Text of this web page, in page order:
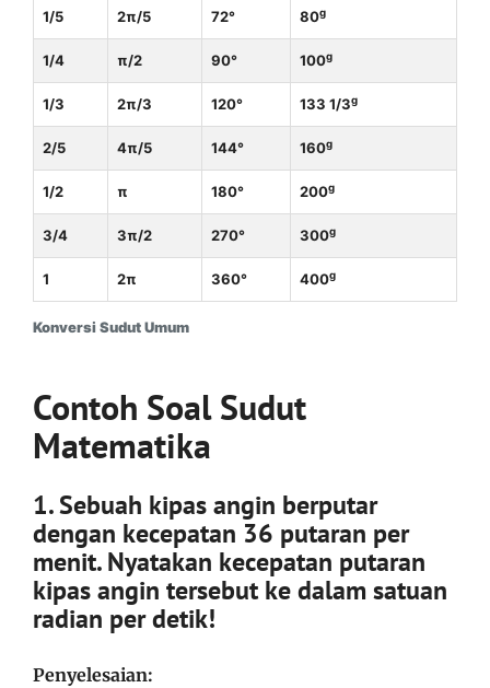
Konversi Sudut Umum
1/5 2π/5 72° 80g
1/4 π/2 90° 100g
1/3 2π/3 120° 133 1/3g
2/5 4π/5 144° 160g
1/2 π 180° 200g
3/4 3π/2 270° 300g
1 2π 360° 400g
Contoh Soal Sudut
Matematika
1. Sebuah kipas angin berputar
dengan kecepatan 36 putaran per
menit. Nyatakan kecepatan putaran
kipas angin tersebut ke dalam satuan
radian per detik!
Penyelesaian: